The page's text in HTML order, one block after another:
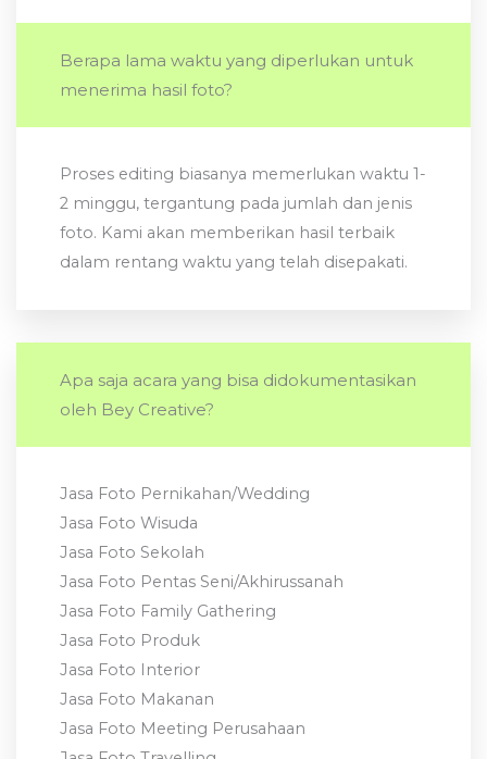
Berapa lama waktu yang diperlukan untuk
menerima hasil foto?
Proses editing biasanya memerlukan waktu 1-
2 minggu, tergantung pada jumlah dan jenis
foto. Kami akan memberikan hasil terbaik
dalam rentang waktu yang telah disepakati.
Apa saja acara yang bisa didokumentasikan
oleh Bey Creative?
Jasa Foto Pernikahan/Wedding
Jasa Foto Wisuda
Jasa Foto Sekolah
Jasa Foto Pentas Seni/Akhirussanah
Jasa Foto Family Gathering
Jasa Foto Produk
Jasa Foto Interior
Jasa Foto Makanan
Jasa Foto Meeting Perusahaan